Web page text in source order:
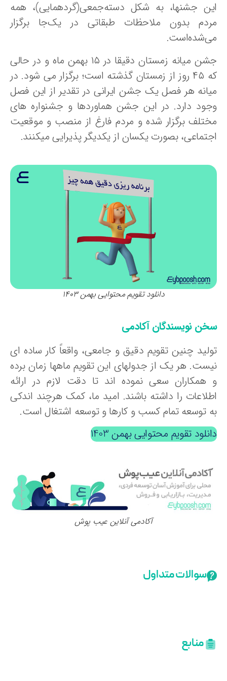
جشنها، به شکل دسته‌جمعی(گردهمایی)، همه
بدون ملاحظات طبقاتی در یک‌جا برگزار
جشن میانه زمستان دقیقا در ۱۵ بهمن ماه و در حالی
که ۴۵ روز از زمستان گذشته است؛ برگزار می شود. در
هر فصل یک جشن ایرانی در تقدیر از این فصل
دارد. در این جشن هماوردها و جشنواره های
برگزار شده و مردم فارغ از منصب و موقعیت
بصورت یکسان از یکدیگر پذیرایی میکنند.
دانلود تقویم محتوایی بهمن 1403
نویسندگان آکادمی
چنین تقویم دقیق و جامعی، واقعاً کار ساده ای
هر یک از جدولهای این تقویم ماهها زمان برده
همکاران سعی نموده اند تا دقت لازم در ارائه
را داشته باشند. امید ما، کمک هرچند اندکی
توسعه تمام کسب و کارها و توسعه اشتغال است.
تقویم محتوایی بهمن 1403
آکادمی آنلاین عیب پوش
سوالات متداول
منابع